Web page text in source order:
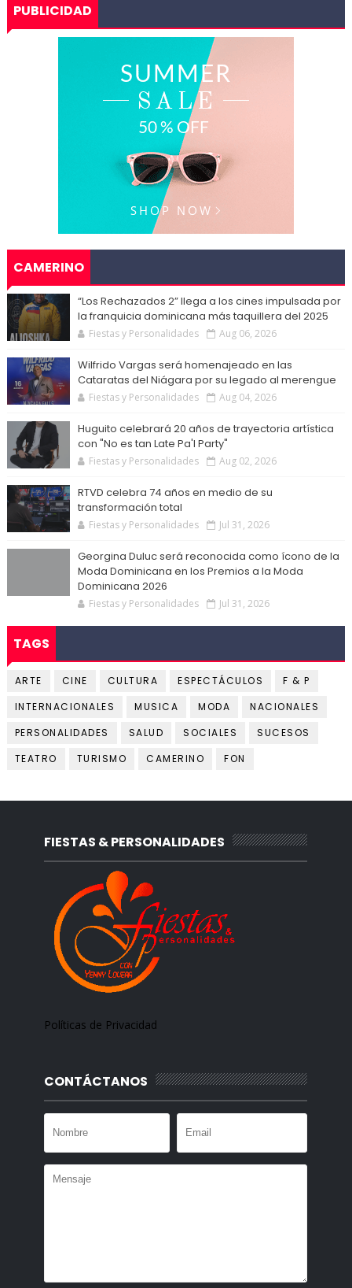
PUBLICIDAD
CAMERINO
“Los Rechazados 2” llega a los cines impulsada por
la franquicia dominicana más taquillera del 2025
Fiestas y Personalidades Aug 06, 2026
Wilfrido Vargas será homenajeado en las
Cataratas del Niágara por su legado al merengue
Fiestas y Personalidades Aug 04, 2026
Huguito celebrará 20 años de trayectoria artística
con "No es tan Late Pa'l Party"
Fiestas y Personalidades Aug 02, 2026
RTVD celebra 74 años en medio de su
transformación total
Fiestas y Personalidades Jul 31, 2026
Georgina Duluc será reconocida como ícono de la
Moda Dominicana en los Premios a la Moda
Dominicana 2026
Fiestas y Personalidades Jul 31, 2026
TAGS
ARTE CINE CULTURA ESPECTÁCULOS
F & P
INTERNACIONALES
MUSICA MODA
NACIONALES
PERSONALIDADES
SALUD SOCIALES
SUCESOS
TEATRO
TURISMO CAMERINO FON
FIESTAS & PERSONALIDADES
Políticas de Privacidad
CONTÁCTANOS